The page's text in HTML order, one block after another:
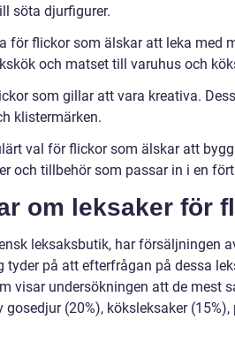
söta djurfigurer.
för flickor som älskar att leka med
och matset till varuhus och
som gillar att vara kreativa.
klistermärken.
val för flickor som älskar att
och tillbehör som passar in i en
om leksaker för
leksaksbutik, har försäljningen
tyder på att efterfrågan på dessa
visar undersökningen att de mest
(20%), köksleksaker (15%),